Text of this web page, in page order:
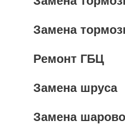
Замена
Ремонт ГБЦ
Замена шруса
Замена